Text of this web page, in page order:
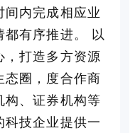
内完成相应业
有序推进。 以
，打造多方资源
圈，度合作商
、证券机构等
技企业提供一